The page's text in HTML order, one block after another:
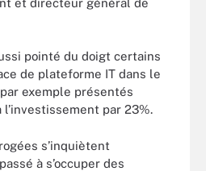
pointé du doigt certains
de plateforme IT dans le
exemple présentés
par 23%.
s’inquiètent
à s’occuper des